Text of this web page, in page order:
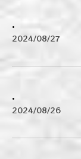
.
2024/08/27
.
2024/08/26